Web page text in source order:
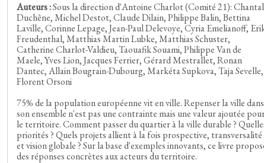
Auteurs :Sous la direction d'Antoine Charlot (Comité 21): Chantal
Duchêne, Michel Destot, Claude Dilain, Philippe Balin, Bettina
Laville, Corinne Lepage, Jean-Paul Delevoye, Cyria Emelianoff,
Freudenthal, Matthias Martin Lubke, Matthias Schuster,
Catherine Charlot-Valdieu, Taouafik Souami, Philippe Van de
Maele, Yves Lion, Jacques Ferrier, Gérard Mestrallet, Ronan
Dantec, Allain Bougrain-Dubourg, Markéta Supkova, Taja Sevelle,
Florent Orsoni
75% de la population européenne vit en ville. Repenser la ville dans
son ensemble n'est pas une contrainte mais une valeur ajoutée
le territoire. Comment passer du quartier à la ville durable ?
priorités ? Quels projets allient à la fois prospective, transversalité
et vision globale ? Sur la base d'exemples innovants, ce livre
des réponses concrètes aux acteurs du territoire.